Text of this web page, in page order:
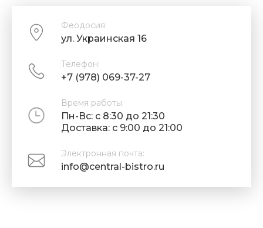
Феодосия
ул. Украинская 16
Телефон:
+7 (978) 069-37-27
Время работы:
Пн-Вс: с 8:30 до 21:30
Доставка: с 9:00 до 21:00
Электронная почта:
info@central-bistro.ru